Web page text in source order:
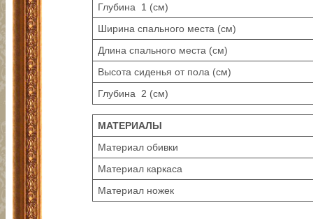
Глубина 1 (см)
Ширина спального места (см)
Длина спального места (см)
Высота сиденья от пола (см)
Глубина 2 (см)
МАТЕРИАЛЫ
Материал обивки
Материал каркаса
Материал ножек